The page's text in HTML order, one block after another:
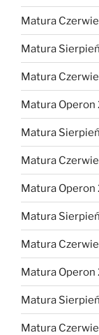
Matura
Matura
Matura
Matura Operon
Matura
Matura
Matura Operon
Matura
Matura
Matura Operon
Matura
Matura